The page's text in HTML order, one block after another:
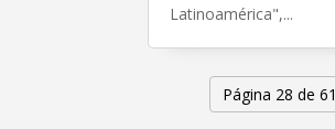
Latinoamérica",...
Página 28 de 61